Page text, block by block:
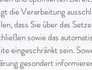
die Verarbeitung
dass Sie über das
sowie das
eingeschränkt sein.
gesondert